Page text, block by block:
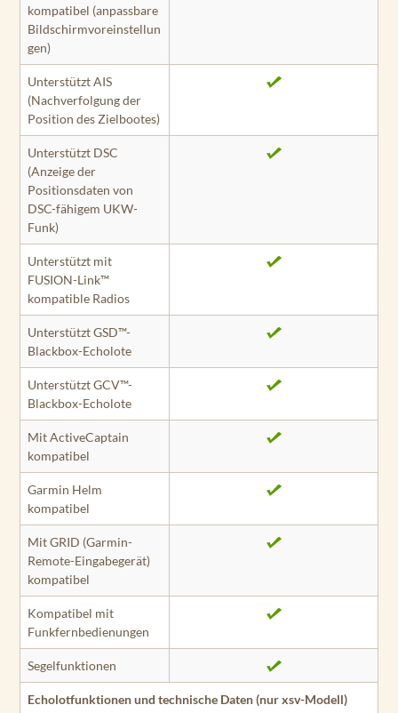
kompatibel (anpassbare
Bildschirmvoreinstellun
gen)
Unterstützt AIS
(Nachverfolgung der
Position des Zielbootes)
Unterstützt DSC
(Anzeige der
Positionsdaten von
DSC-fähigem UKW-
Funk)
Unterstützt mit
FUSION-Link™
kompatible Radios
Unterstützt GSD™-
Blackbox-Echolote
Unterstützt GCV™-
Blackbox-Echolote
Mit ActiveCaptain
kompatibel
Garmin Helm
kompatibel
Mit GRID (Garmin-
Remote-Eingabegerät)
kompatibel
Kompatibel mit
Funkfernbedienungen
Segelfunktionen
Echolotfunktionen und technische Daten (nur xsv-Modell)